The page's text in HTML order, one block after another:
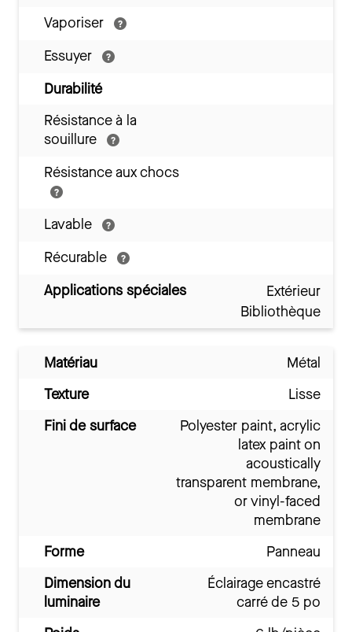
Vaporiser
Essuyer
Durabilité
Résistance à la
souillure
Résistance aux chocs
Lavable
Récurable
Applications spéciales
Extérieur
Bibliothèque
Matériau
Métal
Texture
Lisse
Fini de surface
Polyester paint, acrylic
latex paint on
acoustically
transparent membrane,
or vinyl-faced
membrane
Forme
Panneau
Dimension du
luminaire
Éclairage encastré
carré de 5 po